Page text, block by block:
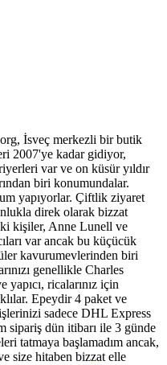
İsveç merkezli bir butik
2007'ye kadar gidiyor,
var ve on küsür yıldır
biri konumundalar.
yapıyorlar. Çiftlik ziyaret
direk olarak bizzat
kişiler, Anne Lunell ve
var ancak bu küçücük
kavurumevlerinden biri
genellikle Charles
yapıcı, ricalarınız için
Epeydir 4 paket ve
sadece DHL Express
sipariş dün itibarı ile 3 günde
tatmaya başlamadım ancak,
size hitaben bizzat elle